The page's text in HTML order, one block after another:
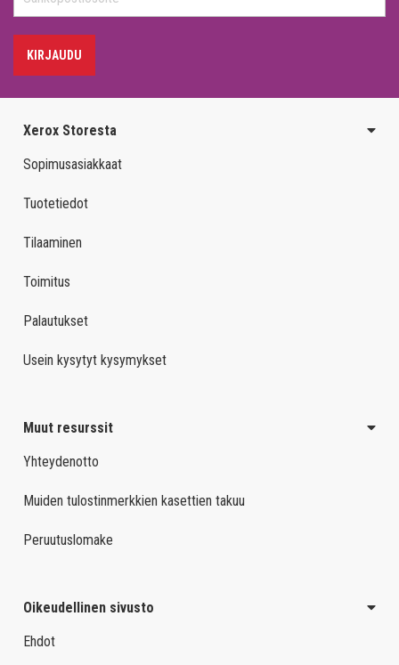
KIRJAUDU
Xerox Storesta
Sopimusasiakkaat
Tuotetiedot
Tilaaminen
Toimitus
Palautukset
Usein kysytyt kysymykset
Muut resurssit
Yhteydenotto
Muiden tulostinmerkkien kasettien takuu
Peruutuslomake
Oikeudellinen sivusto
Ehdot